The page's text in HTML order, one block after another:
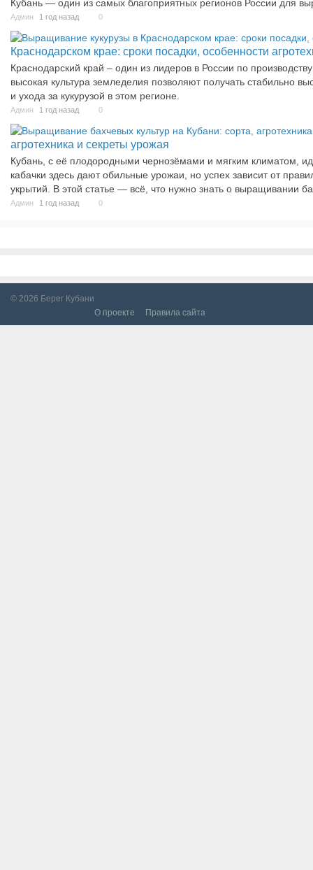
Кубань — один из самых благоприятных регионов России для
Админ 1 год назад 0
Краснодарском крае: сроки посадки, особенности
Краснодарский край – один из лидеров в России по
высокая культура земледелия позволяют получать стабильно
и ухода за кукурузой в этом регионе.
Админ 1 год назад 0
агротехника и секреты урожая
Кубань, с её плодородными чернозёмами и мягким климатом,
кабачки здесь дают обильные урожаи, но успех зависит от
укрытий. В этой статье — всё, что нужно знать о выращивании
Админ 1 год назад 0
© 2026 Берег Кубани
О проекте
Правила сайта